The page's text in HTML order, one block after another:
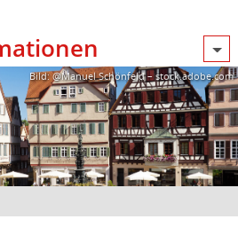
Bild: @Manuel Schönfeld – stock.adobe.com